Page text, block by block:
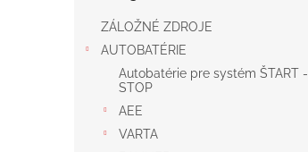
ZÁLOŽNÉ ZDROJE
AUTOBATÉRIE
Autobatérie pre systém ŠTART -
STOP
AEE
VARTA